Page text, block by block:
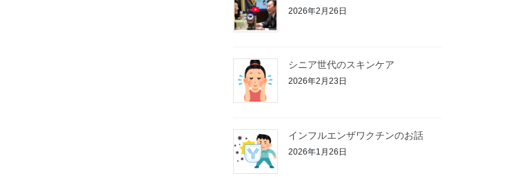
2026年2月26日
シニア世代のスキンケア
2026年2月23日
インフルエンザワクチンのお話
2026年1月26日